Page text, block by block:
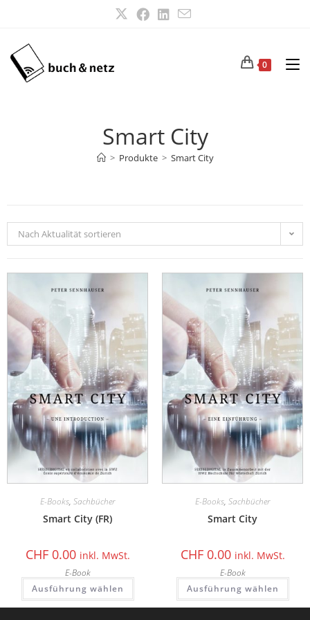
0
Smart City
> Produkte > Smart City
Nach Aktualität sortieren
E-Books, Sachbücher
Smart City (FR)
CHF0.00 inkl. MwSt.
E-Book
Ausführung wählen
E-Books, Sachbücher
Smart City
CHF0.00 inkl. MwSt.
E-Book
Ausführung wählen